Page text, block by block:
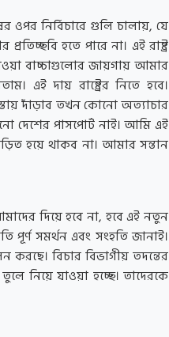
ওপর নির্বিচারে গুলি চালায়, যে
প্রতিচ্ছবি হতে পারে না। এই রাষ্ট্র
যাওয়া বাচ্চাগুলোর জায়গায় আমার
এই দায় রাষ্ট্রের নিতে হবে।
দাঁড়াব তখন কোনো অত্যাচার
দেশের পাসপোর্ট নাই। আমি এই
হয়ে থাকব না। আমার সন্তান
দিয়ে হবে না, হবে এই নতুন
পূর্ণ সমর্থন এবং সংহতি জানাই।
বিচার বিভাগীয় তদন্তের
নিয়ে যাওয়া হচ্ছে। তাদেরকে